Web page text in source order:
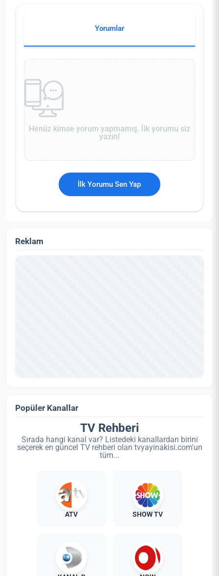
Yorumlar
Henüz kimse yorum yapmamış. İlk yorumu siz
yazın!
İlk Yorumu Sen Yap
Reklam
Popüler Kanallar
TV Rehberi
Sırada hangi kanal var? Listedeki kanallardan birini
seçerek en güncel TV rehberi olan tvyayinakisi.com'un
tüm...
ATV SHOW TV